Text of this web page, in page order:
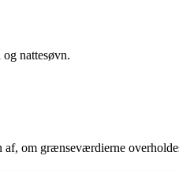
nattesøvn.
om grænseværdierne